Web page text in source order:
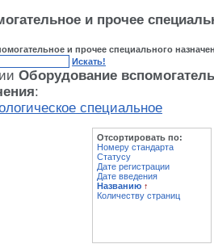
и прочее
и прочее специального
Искать!
Оборудование
:
специальное
Отсортировать по:
Номеру стандарта
Статусу
Дате регистрации
Дате введения
Названию ↑
Количеству страниц